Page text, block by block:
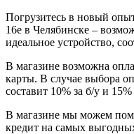
Погрузитесь в новый
16e в Челябинске –
идеальное устройство,
В магазине возможна
карты. В случае выбора
составит 10% за б/у и
В магазине мы можем
кредит на самых